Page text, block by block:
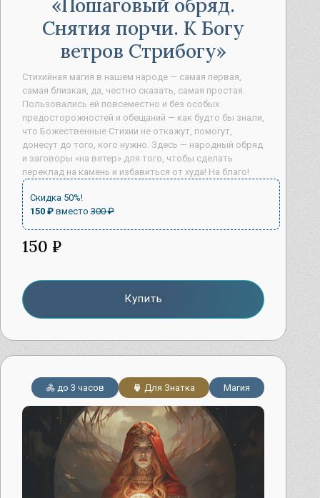
Снятия порчи. К Богу
ветров Стрибогу
Стихийная магия в нашем народе — самая первая,
самая близкая, да, честно сказать, самая простая.
Пользовались ей повсеместно и без особых
предосторожностей и обещаний — как будто бы знали,
что Божественные Стихии не откажут, помогут,
донесут до того, кого нужно. Здесь — народный обряд
и заговоры «на ветер» для того, чтобы сделать
переклад на камень и избавиться от худа! На благо!
Скидка 50%!
150 ₽ вместо 300 ₽
150 ₽
Купить
до 3 часов Для Знатка Магия